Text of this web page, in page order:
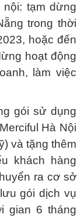
tạm dừng
trong thời
hoặc đến
hoạt động
làm việc
gói sử dụng
Hà Nội
và tặng thêm
khách hàng
ra cơ sở
gói dịch vụ
gian 6 tháng